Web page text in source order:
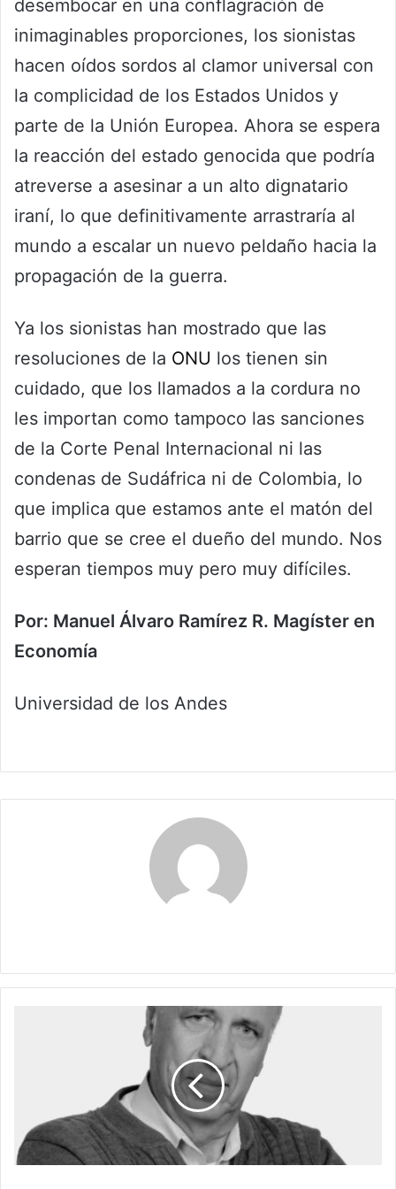
desembocar en una conflagración de
inimaginables proporciones, los sionistas
hacen oídos sordos al clamor universal con
la complicidad de los Estados Unidos y
parte de la Unión Europea. Ahora se espera
la reacción del estado genocida que podría
atreverse a asesinar a un alto dignatario
iraní, lo que definitivamente arrastraría al
mundo a escalar un nuevo peldaño hacia la
propagación de la guerra.
Ya los sionistas han mostrado que las
resoluciones de la ONU los tienen sin
cuidado, que los llamados a la cordura no
les importan como tampoco las sanciones
de la Corte Penal Internacional ni las
condenas de Sudáfrica ni de Colombia, lo
que implica que estamos ante el matón del
barrio que se cree el dueño del mundo. Nos
esperan tiempos muy pero muy difíciles.
Por: Manuel Álvaro Ramírez R. Magíster en
Economía
Universidad de los Andes